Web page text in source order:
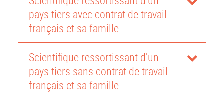
pays tiers avec contrat de travail
français et sa famille
Scientifique ressortissant d'un
pays tiers sans contrat de travail
français et sa famille